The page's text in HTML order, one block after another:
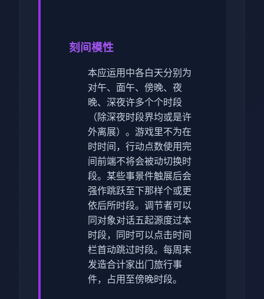
刻间模性
本应运用中各白天分别为
对午、面午、傍晚、夜
晚、深夜许多个个时段
（除深夜时段界均或是许
外离展）。 游戏里不为在
时时间，行动点数使用完
间前端不将会被动切换时
段。 某些事景件触展后会
强作跳跃至下那样个或更
依后所时段。 调节者可以
同对象对话五起源度过本
时段，同时可以点击时间
栏首动跳过时段。 每周末
发造合计家出门旅行事
件，占用至傍晚时段。